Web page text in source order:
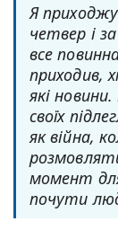
Я
четвер і
все
приходив,
які
своїх
як війна,
момент
почути